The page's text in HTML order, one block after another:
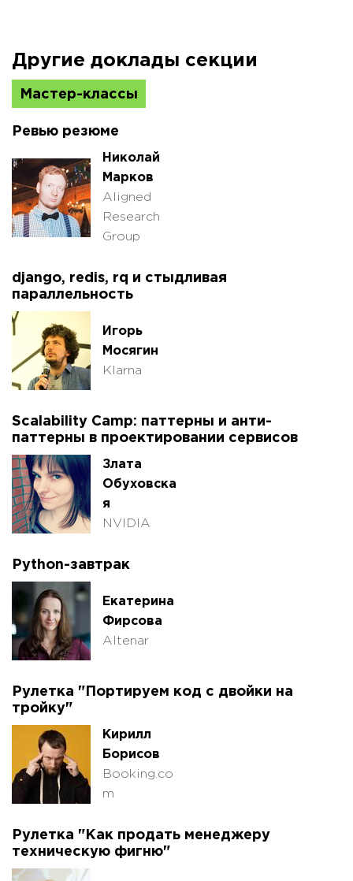
Другие доклады секции
Мастер-классы
Ревью резюме
Николай
Марков
Aligned
Research
Group
django, redis, rq и стыдливая
параллельность
Игорь
Мосягин
Klarna
Scalability Camp: паттерны и анти-
паттерны в проектировании сервисов
Злата
Обуховска
я
NVIDIA
Python-завтрак
Екатерина
Фирсова
Altenar
Рулетка "Портируем код с двойки на
тройку"
Кирилл
Борисов
Booking.co
m
Рулетка "Как продать менеджеру
техническую фигню"